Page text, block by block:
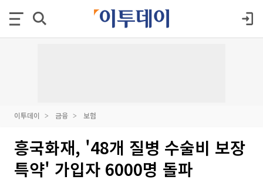
이투데이 금융 보험
흥국화재, '48개 질병 수술비 보장
특약' 가입자 6000명 돌파